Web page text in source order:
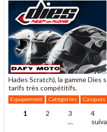
Hades Scratch), la gamme
tarifs très compétitifs.
Equipement Catégories Casques
Pages
1 2 3 4
…